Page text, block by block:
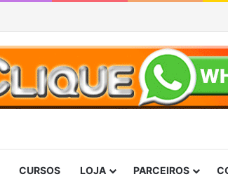
CURSOS LOJA PARCEIROS